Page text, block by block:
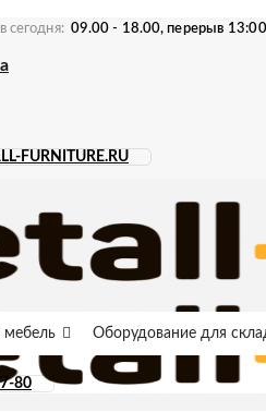
сегодня: 09.00 - 18.00, перерыв
FURNITURE.RU
мебель Оборудование для
80